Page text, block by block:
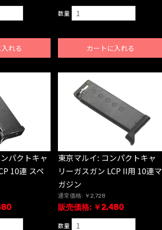
れる
数量
カートに入れる
パクトキャ
10連 スペ
東京マルイ: コンパクトキャ
リーガスガン LCP II用 10連マ
ガジン
通常価格: ￥2,728
販売価格: ￥2,480
数量